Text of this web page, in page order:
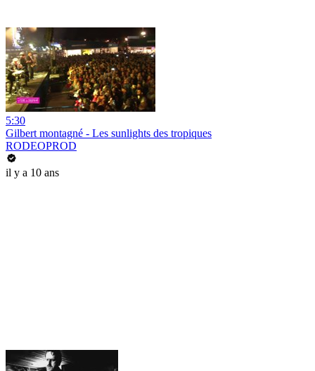
5:30
Gilbert montagné - Les sunlights des tropiques
RODEOPROD
il y a 10 ans